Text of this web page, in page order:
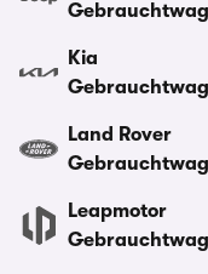
Kia
Land Rover
Leapmotor